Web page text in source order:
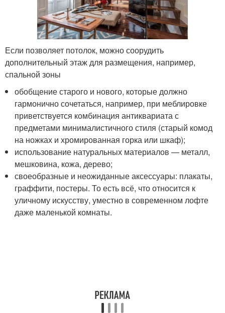
Если позволяет потолок, можно соорудить
дополнительный этаж для размещения, например,
спальной зоны
обобщение старого и нового, которые должно
гармонично сочетаться, например, при меблировке
приветствуется комбинация антиквариата с
предметами минималистичного стиля (старый комод
на ножках и хромированная горка или шкаф);
использование натуральных материалов — металл,
мешковина, кожа, дерево;
своеобразные и неожиданные аксессуары: плакаты,
граффити, постеры. То есть всё, что относится к
уличному искусству, уместно в современном лофте
даже маленькой комнаты.